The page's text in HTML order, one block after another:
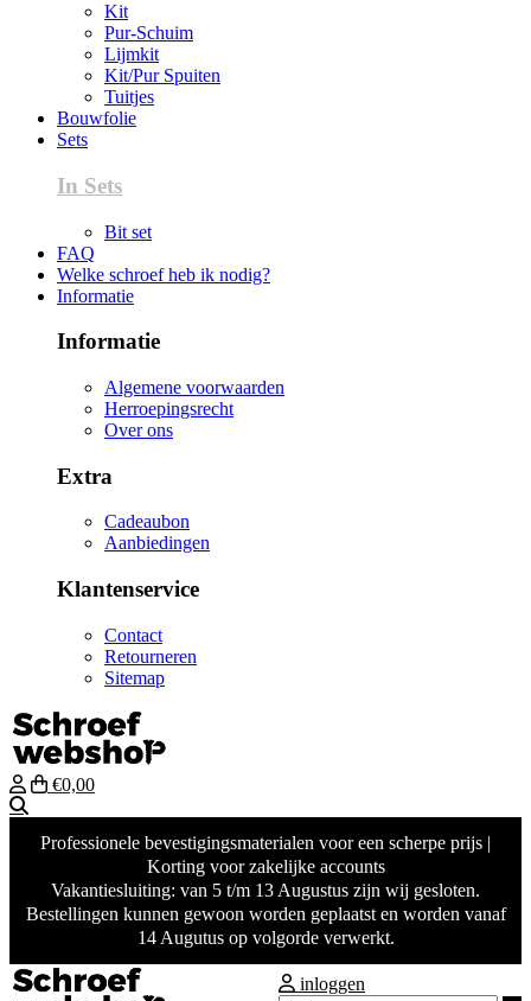
Kit
Pur-Schuim
Lijmkit
Kit/Pur Spuiten
Tuitjes
Bouwfolie
Sets
In Sets
Bit set
FAQ
Welke schroef heb ik nodig?
Informatie
Informatie
Algemene voorwaarden
Herroepingsrecht
Over ons
Extra
Cadeaubon
Aanbiedingen
Klantenservice
Contact
Retourneren
Sitemap
€0,00
Professionele bevestigingsmaterialen voor een scherpe prijs |
Korting voor zakelijke accounts
Vakantiesluiting: van 5 t/m 13 Augustus zijn wij gesloten.
Bestellingen kunnen gewoon worden geplaatst en worden vanaf
14 Augutus op volgorde verwerkt.
inloggen